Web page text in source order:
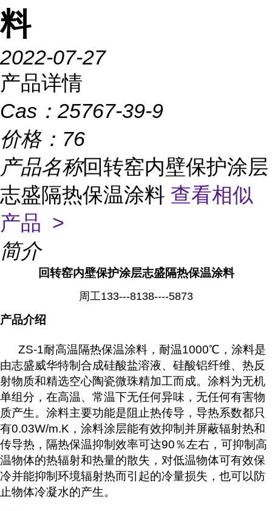
料
2022-07-27
产品详情
Cas： 25767-39-9
价格： 76
产品名称回转窑内壁保护涂层
志盛隔热保温涂料 查看相似
产品 >
简介
回转窑内壁保护涂层志盛隔热保温涂料
周工133---8138----5873
产品介绍
ZS-1耐高温隔热保温涂料，耐温1000℃，涂料是
由志盛威华特制合成硅酸盐溶液、硅酸铝纤维、热反
射物质和精选空心陶瓷微珠精加工而成。涂料为无机
单组分，在高温、常温下无任何异味，无任何有害物
质产生。涂料主要功能是阻止热传导，导热系数都只
有0.03W/m.K，涂料涂层能有效抑制并屏蔽辐射热和
传导热，隔热保温抑制效率可达90％左右，可抑制高
温物体的热辐射和热量的散失，对低温物体可有效保
冷并能抑制环境辐射热而引起的冷量损失，也可以防
止物体冷凝水的产生。